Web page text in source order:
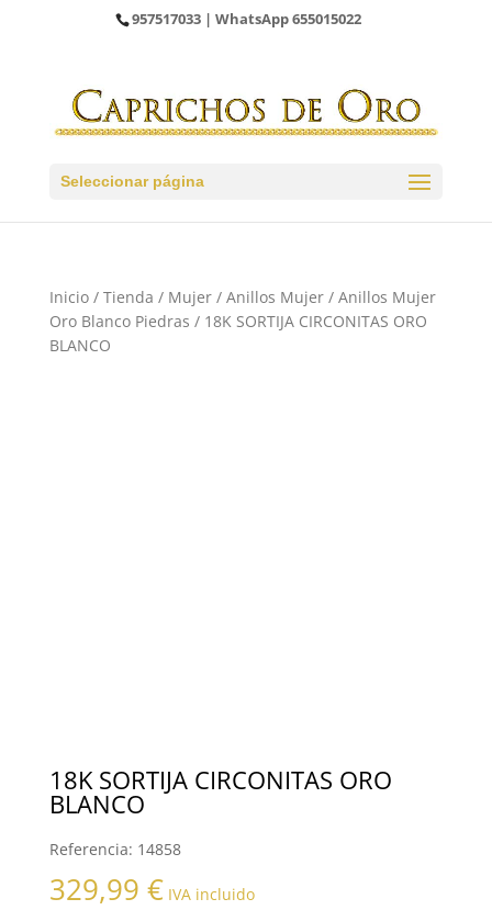
957517033 | WhatsApp655015022
Seleccionar página
Inicio/ Tienda / Mujer/ Anillos Mujer/ Anillos Mujer
Oro Blanco Piedras / 18K SORTIJA CIRCONITAS ORO
BLANCO
18K SORTIJA CIRCONITAS ORO
BLANCO
Referencia: 14858
329,99 € IVA incluido